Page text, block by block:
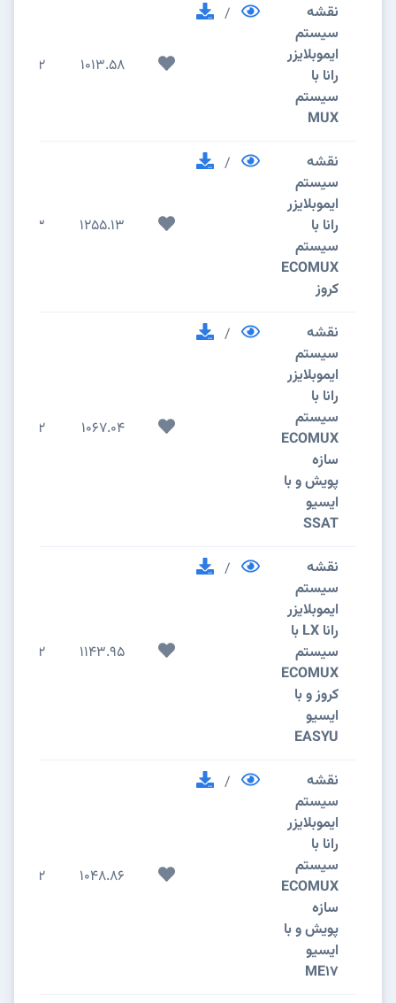
نقشه
سیستم
ایموبلایزر
رانا با
سیستم
MUX
/
1013.58
2
نقشه
سیستم
ایموبلایزر
رانا با
سیستم
ECOMUX
کروز
/
1255.13
3
نقشه
سیستم
ایموبلایزر
رانا با
سیستم
ECOMUX
سازه
پویش و با
ایسیو
SSAT
/
1067.04
2
نقشه
سیستم
ایموبلایزر
رانا LX با
سیستم
ECOMUX
کروز و با
ایسیو
EASYU
/
1143.95
2
نقشه
سیستم
ایموبلایزر
رانا با
سیستم
ECOMUX
سازه
پویش و با
ایسیو
ME17
/
1048.86
2